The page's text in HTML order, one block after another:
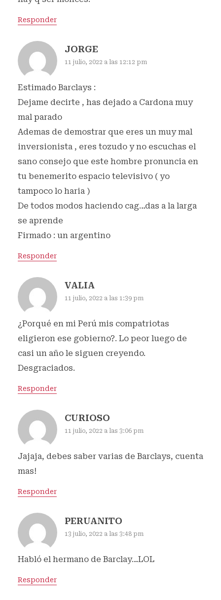
Responder
JORGE
11 julio, 2022 a las 12:12 pm
Estimado Barclays :
Dejame decirte , has dejado a Cardona muy
mal parado
Ademas de demostrar que eres un muy mal
inversionista , eres tozudo y no escuchas el
sano consejo que este hombre pronuncia en
tu benemerito espacio televisivo ( yo
tampoco lo haria )
De todos modos haciendo cag…das a la larga
se aprende
Firmado : un argentino
Responder
VALIA
11 julio, 2022 a las 1:39 pm
¿Porqué en mi Perú mis compatriotas
eligieron ese gobierno?. Lo peor luego de
casi un año le siguen creyendo.
Desgraciados.
Responder
CURIOSO
11 julio, 2022 a las 3:06 pm
Jajaja, debes saber varias de Barclays, cuenta
mas!
Responder
PERUANITO
13 julio, 2022 a las 3:48 pm
Habló el hermano de Barclay…LOL
Responder